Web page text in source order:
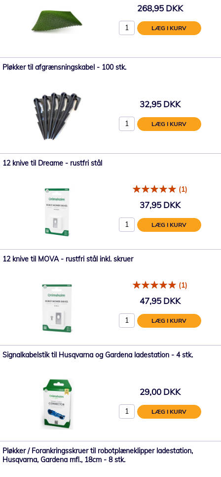
268,95 DKK
LÆG I KURV
Pløkker til afgrænsningskabel - 100 stk.
32,95 DKK
LÆG I KURV
12 knive til Dreame - rustfri stål
(1)
37,95 DKK
LÆG I KURV
12 knive til MOVA - rustfri stål inkl. skruer
(1)
47,95 DKK
LÆG I KURV
Signalkabelstik til Husqvarna og Gardena ladestation - 4 stk.
29,00 DKK
LÆG I KURV
Pløkker / Forankringsskruer til robotplæneklipper ladestation,
Husqvarna, Gardena mfl., 18cm - 8 stk.